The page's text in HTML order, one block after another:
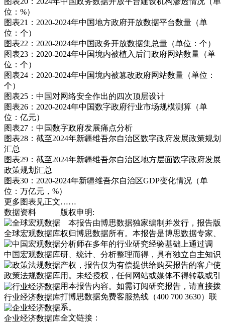
位：%）
图表21：2020-2024年中国地方政府开放数据平台数量（单
位：个）
图表22：2020-2024年中国政务开放数据集总量（单位：个）
图表23：2020-2024年中国境内被植入后门政府网站数量（单
位：个）
图表24：2020-2024年中国境内被篡改政府网站数量（单位：
个）
图表25：中国对网络安全作出的四次顶层设计
图表26：2020-2024年中国数字政府行业市场规模测算（单
位：亿元）
图表27：中国数字政府发展痛点分析
图表28：截至2024年新疆维吾尔自治区数字政府发展政策规划
汇总
图表29：截至2024年新疆维吾尔自治区地方层面数字政府发展
政策规划汇总
图表30：2020-2024年新疆维吾尔自治区GDP变化情况（单
位：万亿元，%）
更多图表见正文……
数据资料
全球宏观数据库
中国宏观数据库
政策法规数据库
行业经济数据库
企业经济数据库
版权申明:
本报告由博思数据独家编制并发行，报告版
权归博思数据所有。本报告是博思数据专家、
分析师在多年的行业研究经验基础上通过调
研、统计、分析整理而得，具有独立自主知识
产权，报告仅为有偿提供给购买报告的客户使
用。未经授权，任何网站或媒体不得转载或引
用本报告内容。如需订阅研究报告，请直接拨
打博思数据免费客服热线（400 700 3630）联
系。
全文链接：